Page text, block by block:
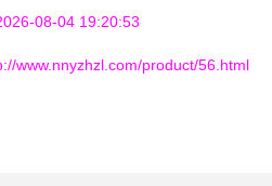
08-04 19:20:53
www.nnyzhzl.com/product/56.html